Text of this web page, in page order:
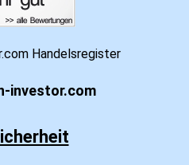
investor.com